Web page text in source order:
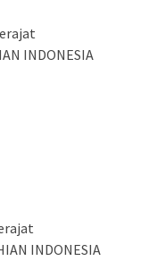
INDONESIA
INDONESIA